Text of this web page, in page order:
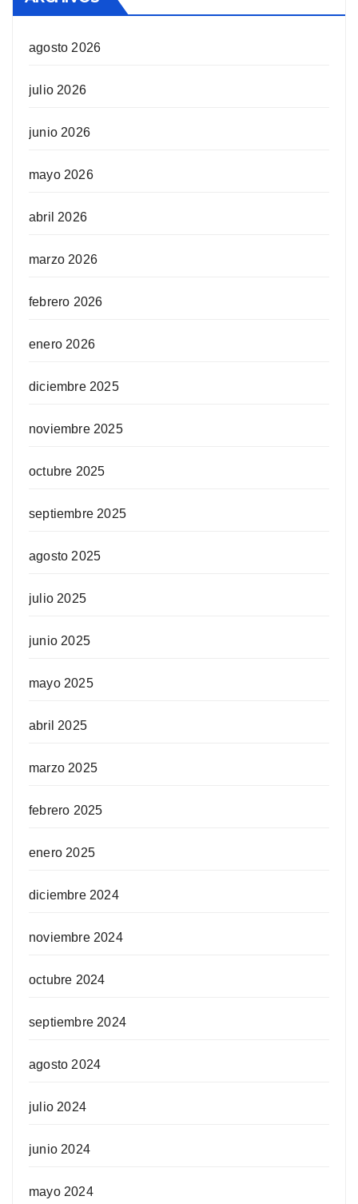
agosto 2026
julio 2026
junio 2026
mayo 2026
abril 2026
marzo 2026
febrero 2026
enero 2026
diciembre 2025
noviembre 2025
octubre 2025
septiembre 2025
agosto 2025
julio 2025
junio 2025
mayo 2025
abril 2025
marzo 2025
febrero 2025
enero 2025
diciembre 2024
noviembre 2024
octubre 2024
septiembre 2024
agosto 2024
julio 2024
junio 2024
mayo 2024